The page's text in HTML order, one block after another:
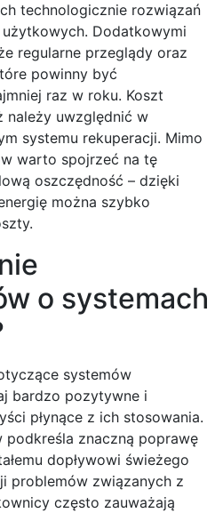
technologicznie rozwiązań
Dodatkowymi
regularne przeglądy oraz
powinny być
raz w roku. Koszt
należy uwzględnić w
systemu rekuperacji. Mimo
warto spojrzeć na tę
oszczędność – dzięki
można szybko
o systemach
systemów
bardzo pozytywne i
płynące z ich stosowania.
podkreśla znaczną poprawę
dopływowi świeżego
problemów związanych z
często zauważają